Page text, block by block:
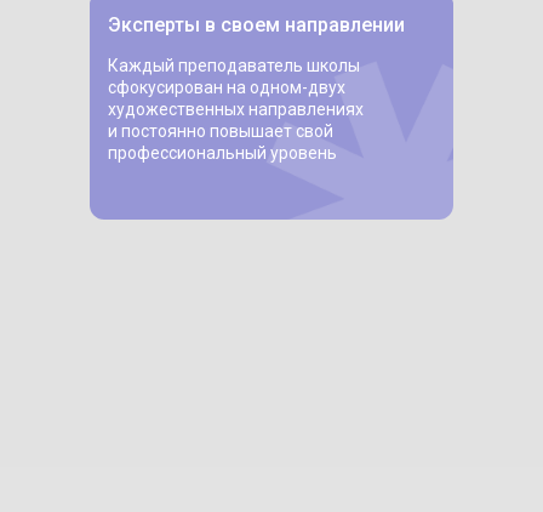
Эксперты в своем направлении
Каждый преподаватель школы
сфокусирован на одном-двух
художественных направлениях
и постоянно повышает свой
профессиональный уровень